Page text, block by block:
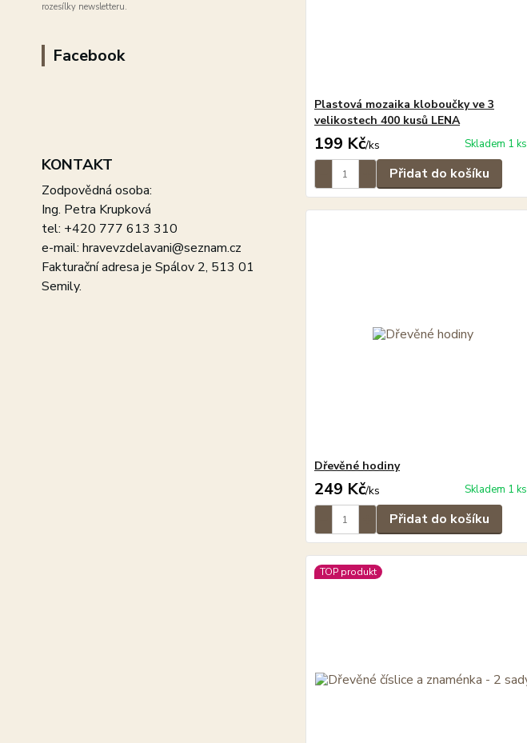
rozesílky newsletteru.
Facebook
KONTAKT
Zodpovědná osoba:
Ing. Petra Krupková
tel: +420 777 613 310
e-mail: hravevzdelavani@seznam.cz
Fakturační adresa je Spálov 2, 513 01
Semily.
Plastová mozaika kloboučky ve 3
velikostech 400 kusů LENA
199 Kč/ks Skladem 1 ks
Přidat do košíku
Dřevěné hodiny
249 Kč/ks Skladem 1 ks
Přidat do košíku
TOP produkt